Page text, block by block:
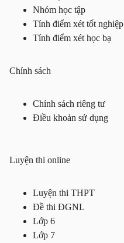
Nhóm học tập
Tính điểm xét tốt nghiệp
Tính điểm xét học bạ
Chính sách
Chính sách riêng tư
Điều khoản sử dụng
Luyện thi online
Luyện thi THPT
Đề thi ĐGNL
Lớp 6
Lớp 7